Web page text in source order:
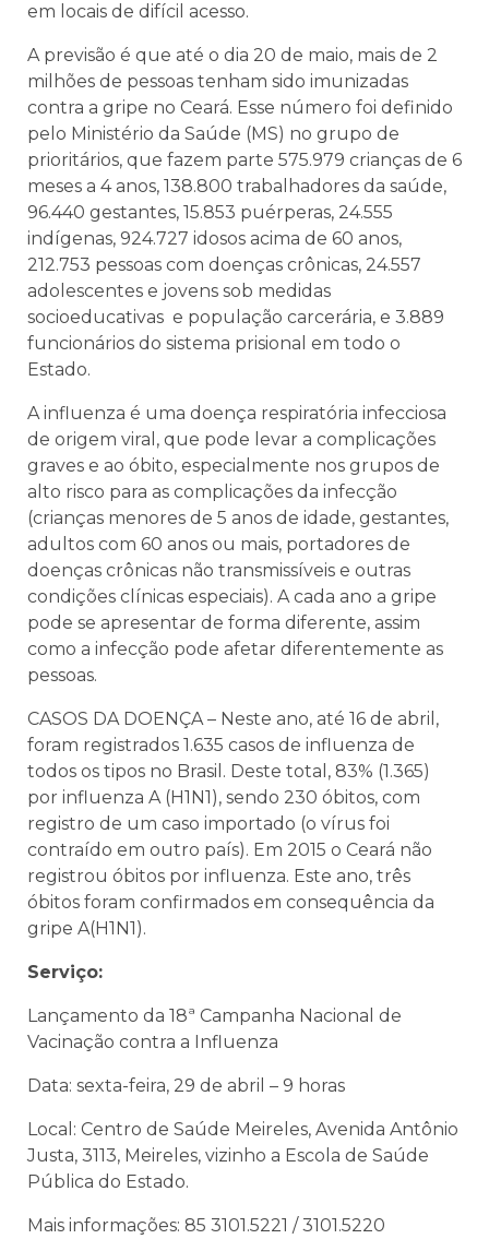
em locais de difícil acesso.
A previsão é que até o dia 20 de maio, mais de 2
milhões de pessoas tenham sido imunizadas
contra a gripe no Ceará. Esse número foi definido
pelo Ministério da Saúde (MS) no grupo de
prioritários, que fazem parte 575.979 crianças de 6
meses a 4 anos, 138.800 trabalhadores da saúde,
96.440 gestantes, 15.853 puérperas, 24.555
indígenas, 924.727 idosos acima de 60 anos,
212.753 pessoas com doenças crônicas, 24.557
adolescentes e jovens sob medidas
socioeducativas e população carcerária, e 3.889
funcionários do sistema prisional em todo o
Estado.
A influenza é uma doença respiratória infecciosa
de origem viral, que pode levar a complicações
graves e ao óbito, especialmente nos grupos de
alto risco para as complicações da infecção
(crianças menores de 5 anos de idade, gestantes,
adultos com 60 anos ou mais, portadores de
doenças crônicas não transmissíveis e outras
condições clínicas especiais). A cada ano a gripe
pode se apresentar de forma diferente, assim
como a infecção pode afetar diferentemente as
pessoas.
CASOS DA DOENÇA – Neste ano, até 16 de abril,
foram registrados 1.635 casos de influenza de
todos os tipos no Brasil. Deste total, 83% (1.365)
por influenza A (H1N1), sendo 230 óbitos, com
registro de um caso importado (o vírus foi
contraído em outro país). Em 2015 o Ceará não
registrou óbitos por influenza. Este ano, três
óbitos foram confirmados em consequência da
gripe A(H1N1).
Serviço:
Lançamento da 18ª Campanha Nacional de
Vacinação contra a Influenza
Data: sexta-feira, 29 de abril – 9 horas
Local: Centro de Saúde Meireles, Avenida Antônio
Justa, 3113, Meireles, vizinho a Escola de Saúde
Pública do Estado.
Mais informações: 85 3101.5221 / 3101.5220